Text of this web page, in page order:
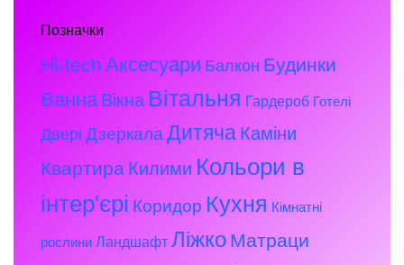
Позначки
Hi-tech Аксесуари Балкон Будинки
Ванна Вікна Вітальня Гардероб Готелі
Двері ДзеркалаДитяча Каміни
Квартира Килими Кольори в
інтер'єрі Коридор Кухня Кімнатні
рослини Ландшафт Ліжко Матраци